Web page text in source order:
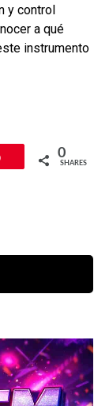
y control
a qué
instrumento
0
SHARES